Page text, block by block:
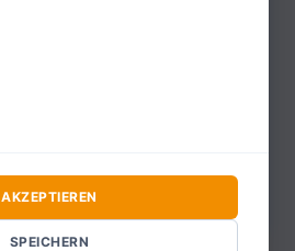
SPEICHERN
AKZEPTIEREN